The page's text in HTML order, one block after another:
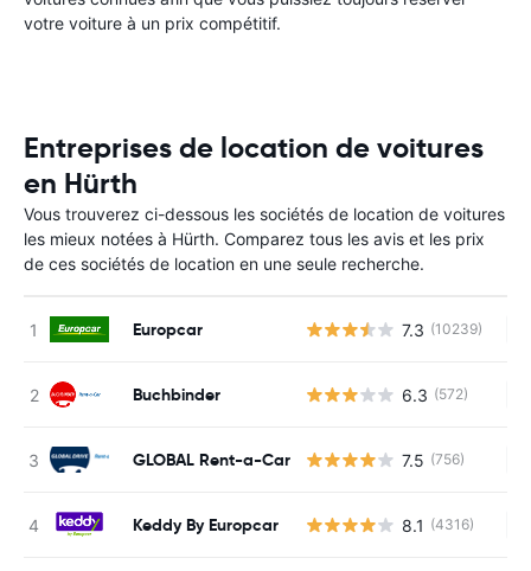
votre voiture à un prix compétitif.
Entreprises de location de voitures
en Hürth
Vous trouverez ci-dessous les sociétés de location de voitures
les mieux notées à Hürth. Comparez tous les avis et les prix
de ces sociétés de location en une seule recherche.
Europcar 7.3 (10239)
Buchbinder 6.3 (572)
GLOBAL Rent-a-Car 7.5 (756)
Keddy By Europcar 8.1 (4316)